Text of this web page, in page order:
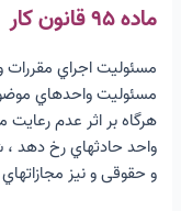
ماده ۹۵ قانون کار
مسئولیت اجراي مقررات
هرگاه بر اثر عدم رعایت
واحد حادثهاي رخ دهد
و حقوقی و نیز